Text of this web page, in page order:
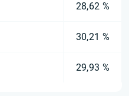
28,62 %
30,21 %
29,93 %